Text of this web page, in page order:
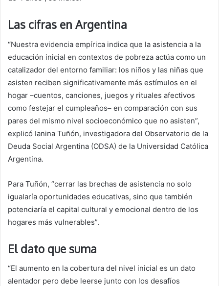
Las cifras en Argentina
“Nuestra evidencia empírica indica que la asistencia a la
educación inicial en contextos de pobreza actúa como un
catalizador del entorno familiar: los niños y las niñas que
asisten reciben significativamente más estímulos en el
hogar –cuentos, canciones, juegos y rituales afectivos
como festejar el cumpleaños– en comparación con sus
pares del mismo nivel socioeconómico que no asisten”,
explicó Ianina Tuñón, investigadora del Observatorio de la
Deuda Social Argentina (ODSA) de la Universidad Católica
Argentina.
Para Tuñón, “cerrar las brechas de asistencia no solo
igualaría oportunidades educativas, sino que también
potenciaría el capital cultural y emocional dentro de los
hogares más vulnerables”.
El dato que suma
“El aumento en la cobertura del nivel inicial es un dato
alentador pero debe leerse junto con los desafíos